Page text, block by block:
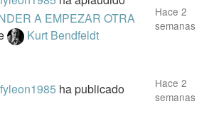
A EMPEZAR OTRA
Kurt Bendfeldt
Hace 2
semanas
ha publicado
Hace 2
semanas